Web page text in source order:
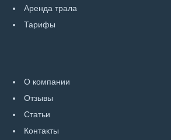
Аренда трала
Тарифы
О компании
Отзывы
Статьи
Контакты